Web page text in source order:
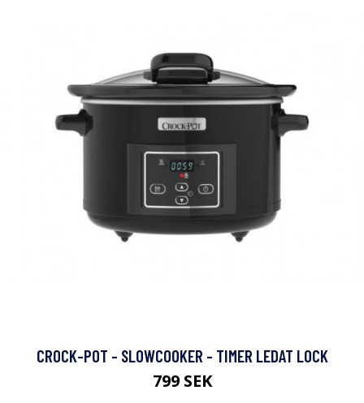
CROCK-POT - SLOWCOOKER - TIMER LEDAT LOCK
799 SEK